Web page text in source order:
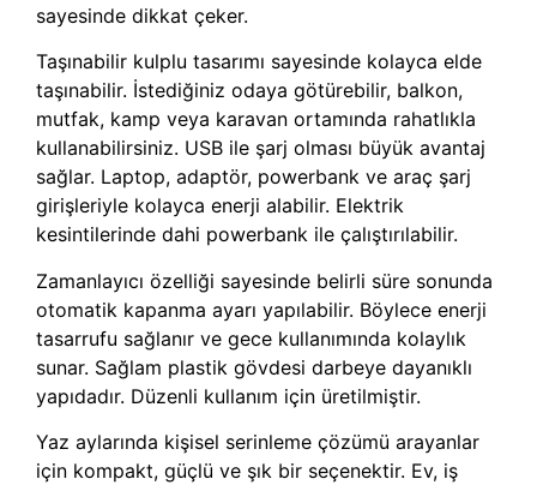
sayesinde dikkat çeker.
Taşınabilir kulplu tasarımı sayesinde kolayca elde
taşınabilir. İstediğiniz odaya götürebilir, balkon,
mutfak, kamp veya karavan ortamında rahatlıkla
kullanabilirsiniz. USB ile şarj olması büyük avantaj
sağlar. Laptop, adaptör, powerbank ve araç şarj
girişleriyle kolayca enerji alabilir. Elektrik
kesintilerinde dahi powerbank ile çalıştırılabilir.
Zamanlayıcı özelliği sayesinde belirli süre sonunda
otomatik kapanma ayarı yapılabilir. Böylece enerji
tasarrufu sağlanır ve gece kullanımında kolaylık
sunar. Sağlam plastik gövdesi darbeye dayanıklı
yapıdadır. Düzenli kullanım için üretilmiştir.
Yaz aylarında kişisel serinleme çözümü arayanlar
için kompakt, güçlü ve şık bir seçenektir. Ev, iş